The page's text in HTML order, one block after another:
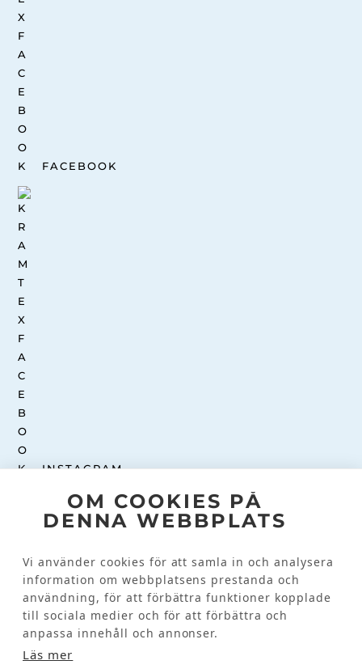
OM COOKIES PÅ
DENNA WEBBPLATS
Vi använder cookies för att samla in och analysera
information om webbplatsens prestanda och
användning, för att förbättra funktioner kopplade
till sociala medier och för att förbättra och
anpassa innehåll och annonser.
Läs mer
FACEBOOK
INSTAGRAM
Kundinformation
VANLIGA FRÅGOR